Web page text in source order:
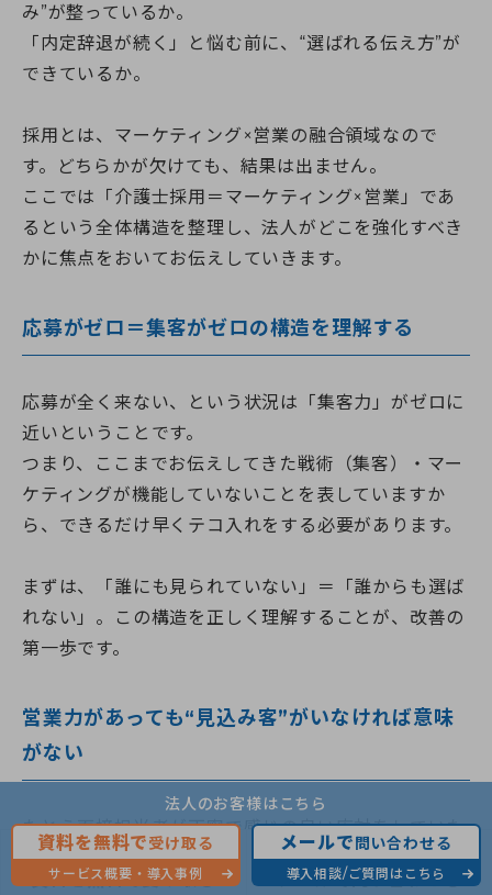
資料を無料で受け取る メールで問い合わせる
法人のお客様はこちら
資料を無料で受け取る
サービス概要・導入事例
メールで問い合わせる
導入相談/ご質問はこちら
み”が整っているか。
「内定辞退が続く」と悩む前に、“選ばれる伝え方”が
できているか。
採用とは、マーケティング×営業の融合領域なので
す。どちらかが欠けても、結果は出ません。
ここでは「介護士採用＝マーケティング×営業」であ
るという全体構造を整理し、法人がどこを強化すべき
かに焦点をおいてお伝えしていきます。
応募がゼロ＝集客がゼロの構造を理解する
応募が全く来ない、という状況は「集客力」がゼロに
近いということです。
​つまり、ここまでお伝えしてきた戦術（集客）・マー
ケティングが機能していないことを表していますか
ら、できるだけ早くテコ入れをする必要があります。
まずは、「誰にも見られていない」＝「誰からも選ば
れない」。この構造を正しく理解することが、改善の
第一歩です。
営業力があっても“見込み客”がいなければ意味
がない
たとえ面接担当者が丁寧で感じの良い応対をしていた
としても、“見込み応募者”がいなければ採用は成立し
ません。